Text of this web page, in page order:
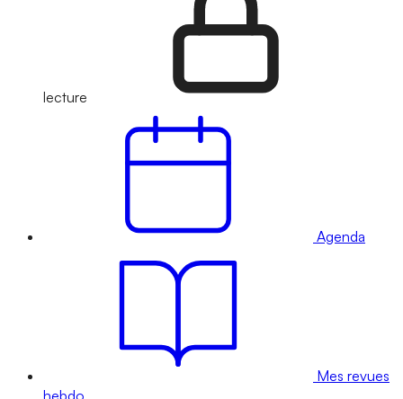
lecture
Agenda
Mes revues
hebdo